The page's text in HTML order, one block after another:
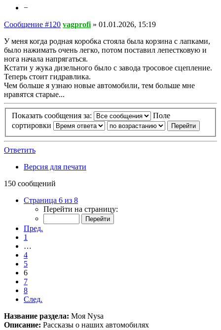
−
Сообщение #120 vagprofi » 01.01.2026, 15:19
У меня когда родная коробка стояла была корзина с лапками,
было нажимать очень легко, потом поставил лепестковую и
нога начала напрягаться.
Кстати у жука дизельного было с завода тросовое сцепление.
Теперь стоит гидравлика.
Чем больше я узнаю новые автомобили, тем больше мне
нравятся старые...
Показать сообщения за:
Поле
сортировки
Ответить
Версия для печати
150 сообщений
Страница 6 из 8
Перейти на страницу:
Пред.
1
…
4
5
6
7
8
След.
Название раздела: Моя Nysa
Описание: Рассказы о наших автомобилях